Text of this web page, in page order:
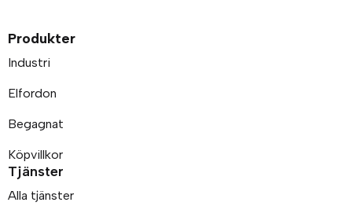
Produkter
Industri
Elfordon
Begagnat
Köpvillkor
Tjänster
Alla tjänster